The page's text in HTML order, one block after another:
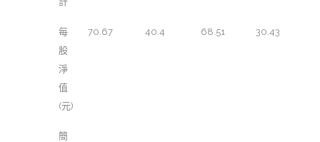
每
股
淨
值
(元)
70.67 40.4 68.51 30.43
簡